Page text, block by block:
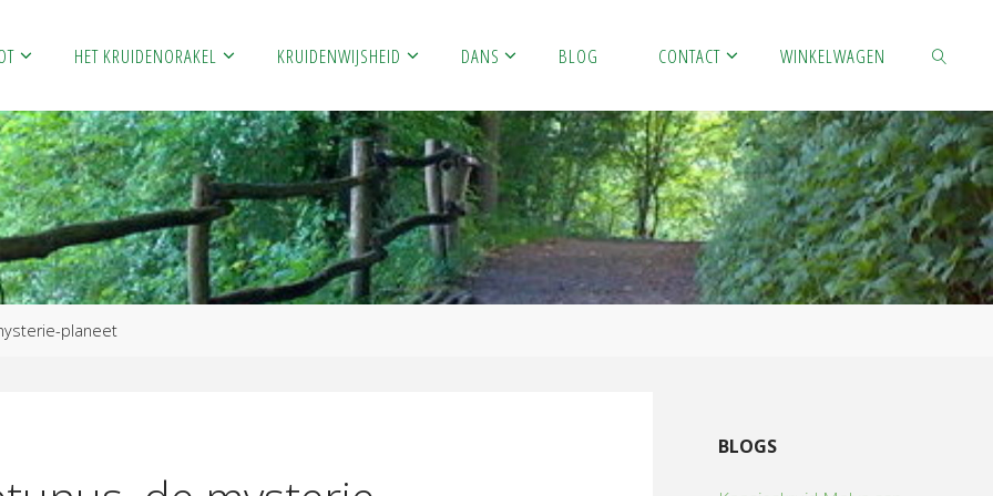
HET KRUIDENORAKEL KRUIDENWIJSHEID DANS BLOG CONTACT WINKELWAGEN
ZOEKEN
planeet
BLOGS